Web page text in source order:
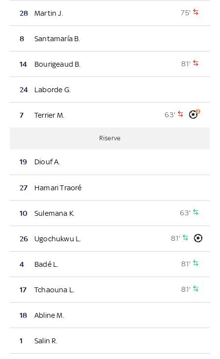
28 Martin J. 75'
8 Santamaría B.
14 Bourigeaud B. 81'
24 Laborde G.
7 Terrier M. 63' 3
Riserve
19 Diouf A.
27 Hamari Traoré
10 Sulemana K. 63'
26 Ugochukwu L. 81'
4 Badé L. 81'
17 Tchaouna L. 81'
18 Abline M.
1 Salin R.